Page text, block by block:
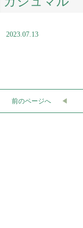
2023.07.13
前のページへ ◀︎